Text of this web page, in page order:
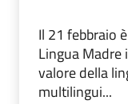
Il 21 febbraio
Lingua Madre
valore della
multilingui...